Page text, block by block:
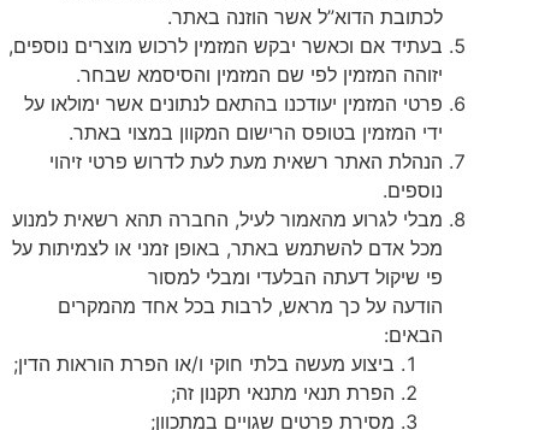
לכתובת הדוא”ל אשר הוזנה באתר.
בעתיד אם וכאשר יבקש המזמין לרכוש מוצרים נוספים,
יזוהה המזמין לפי שם המזמין והסיסמא שבחר.
פרטי המזמין יעודכנו בהתאם לנתונים אשר ימולאו על
ידי המזמין בטופס הרישום המקוון במצוי באתר.
הנהלת האתר רשאית מעת לעת לדרוש פרטי זיהוי
נוספים.
מבלי לגרוע מהאמור לעיל, החברה תהא רשאית למנוע
מכל אדם להשתמש באתר, באופן זמני או לצמיתות על
פי שיקול דעתה הבלעדי ומבלי למסור
הודעה על כך מראש, לרבות בכל אחד מהמקרים
הבאים:
ביצוע מעשה בלתי חוקי ו/או הפרת הוראות הדין;
הפרת תנאי מתנאי תקנון זה;
מסירת פרטים שגויים במתכוון;